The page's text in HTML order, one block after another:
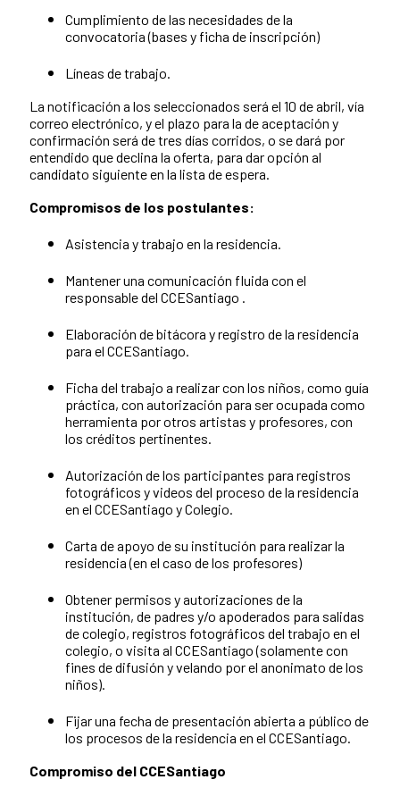
Cumplimiento de las necesidades de la
convocatoria (bases y ficha de inscripción)
Líneas de trabajo.
La notificación a los seleccionados será el 10 de abril, vía
correo electrónico, y el plazo para la de aceptación y
confirmación será de tres días corridos, o se dará por
entendido que declina la oferta, para dar opción al
candidato siguiente en la lista de espera.
Compromisos de los postulantes:
Asistencia y trabajo en la residencia.
Mantener una comunicación fluida con el
responsable del CCESantiago .
Elaboración de bitácora y registro de la residencia
para el CCESantiago.
Ficha del trabajo a realizar con los niños, como guía
práctica, con autorización para ser ocupada como
herramienta por otros artistas y profesores, con
los créditos pertinentes.
Autorización de los participantes para registros
fotográficos y videos del proceso de la residencia
en el CCESantiago y Colegio.
Carta de apoyo de su institución para realizar la
residencia (en el caso de los profesores)
Obtener permisos y autorizaciones de la
institución, de padres y/o apoderados para salidas
de colegio, registros fotográficos del trabajo en el
colegio, o visita al CCESantiago (solamente con
fines de difusión y velando por el anonimato de los
niños).
Fijar una fecha de presentación abierta a público de
los procesos de la residencia en el CCESantiago.
Compromiso del CCESantiago